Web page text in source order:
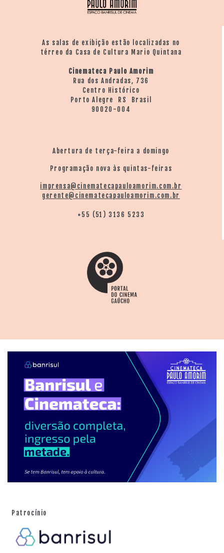
As salas de exibição estão localizadas no
térreo da Casa de Cultura Mario Quintana
Cinemateca Paulo Amorim
Rua dos Andradas, 736
Centro Histórico
Porto Alegre RS Brasil
90020-004
Abertura de terça-feira a domingo
Programação nova às quintas-feiras
imprensa@cinematecapauloamorim.com.br
gerente@cinematecapauloamorim.com.br
+55 (51) 3136 5233
Patrocínio